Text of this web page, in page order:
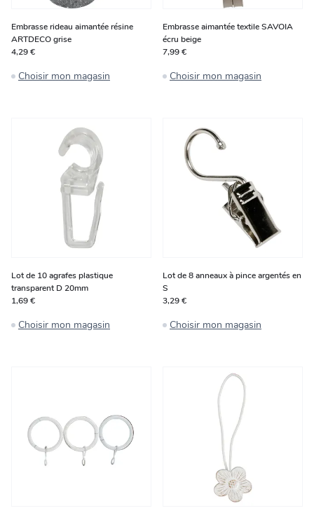
Embrasse rideau aimantée résine
ARTDECO grise
4,29 €
Choisir mon magasin
Embrasse aimantée textile SAVOIA
écru beige
7,99 €
Choisir mon magasin
Lot de 10 agrafes plastique
transparent D 20mm
1,69 €
Choisir mon magasin
Lot de 8 anneaux à pince argentés en
S
3,29 €
Choisir mon magasin